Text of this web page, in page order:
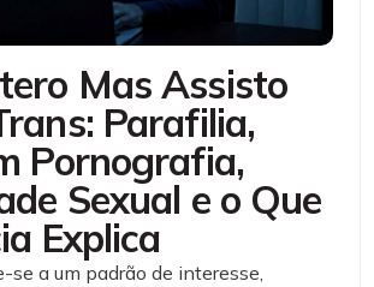
Mas Assisto
Parafilia,
Pornografia,
Sexual e o Que
Explica
se a um padrão de interesse,